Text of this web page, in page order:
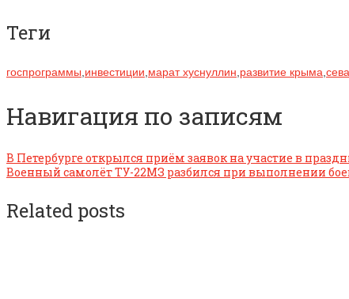
Теги
госпрограммы инвестиции марат хуснуллин развитие крыма
Навигация по записям
В Петербурге открылся приём заявок на участие в
Военный самолёт ТУ-22МЗ разбился при выполнении
Related posts